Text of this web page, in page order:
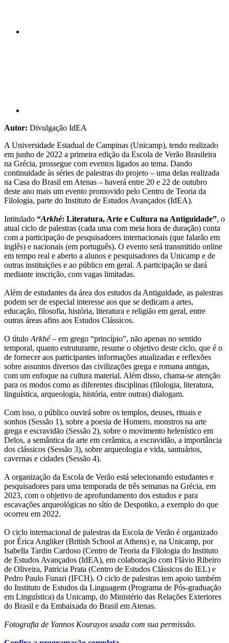
Autor: Divulgação IdEA
A Universidade Estadual de Campinas (Unicamp), tendo realizado
em junho de 2022 a primeira edição da Escola de Verão Brasileira
na Grécia, prossegue com eventos ligados ao tema. Dando
continuidade às séries de palestras do projeto – uma delas realizada
na Casa do Brasil em Atenas – haverá entre 20 e 22 de outubro
deste ano mais um evento promovido pelo Centro de Teoria da
Filologia, parte do Instituto de Estudos Avançados (IdEA).
Intitulado “Arkhé: Literatura, Arte e Cultura na Antiguidade”, o
atual ciclo de palestras (cada uma com meia hora de duração) conta
com a participação de pesquisadores internacionais (que falarão em
inglês) e nacionais (em português). O evento será transmitido online
em tempo real e aberto a alunos e pesquisadores da Unicamp e de
outras instituições e ao público em geral. A participação se dará
mediante inscrição, com vagas limitadas.
Além de estudantes da área dos estudos da Antiguidade, as palestras
podem ser de especial interesse aos que se dedicam a artes,
educação, filosofia, história, literatura e religião em geral, entre
outras áreas afins aos Estudos Clássicos.
O título Arkhé– em grego “princípio”, não apenas no sentido
temporal, quanto estruturante, resume o objetivo deste ciclo, que é o
de fornecer aos participantes informações atualizadas e reflexões
sobre assuntos diversos das civilizações grega e romana antigas,
com um enfoque na cultura material. Além disso, chama-se atenção
para os modos como as diferentes disciplinas (filologia, literatura,
linguística, arqueologia, história, entre outras) dialogam.
Com isso, o público ouvirá sobre os templos, deuses, rituais e
sonhos (Sessão 1), sobre a poesia de Homero, monstros na arte
grega e escravidão (Sessão 2), sobre o movimento helenístico em
Delos, a semântica da arte em cerâmica, a escravidão, a importância
dos clássicos (Sessão 3), sobre arqueologia e vida, santuários,
cavernas e cidades (Sessão 4).
A organização da Escola de Verão está selecionando estudantes e
pesquisadores para uma temporada de três semanas na Grécia, em
2023, com o objetivo de aprofundamento dos estudos e para
escavações arqueológicas no sítio de Despotiko, a exemplo do que
ocorreu em 2022.
O ciclo internacional de palestras da Escola de Verão é organizado
por Érica Angliker (British School at Athens) e, na Unicamp, por
Isabella Tardin Cardoso (Centro de Teoria da Filologia do Instituto
de Estudos Avançados (IdEA), em colaboração com Flávio Ribeiro
de Oliveira, Patricia Prata (Centro de Estudos Clássicos do IEL) e
Pedro Paulo Funari (IFCH). O ciclo de palestras tem apoio também
do Instituto de Estudos da Linguagem (Programa de Pós-graduação
em Linguística) da Unicamp, do Ministério das Relações Exteriores
do Brasil e da Embaixada do Brasil em Atenas.
Fotografia de Yannos Kourayos usada com sua permissão.